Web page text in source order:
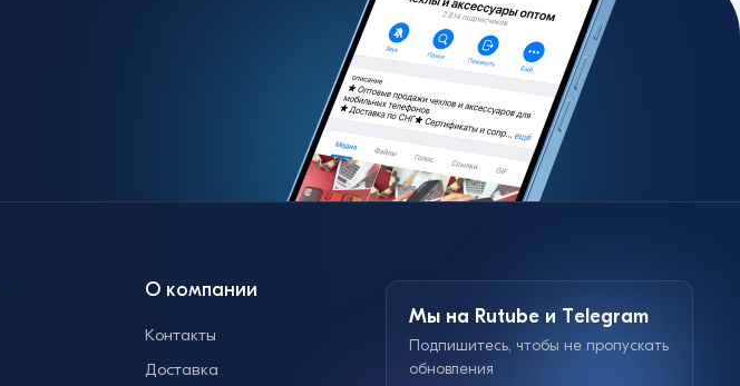
О компании
Контакты
Доставка
Мы на Rutube и Telegram
Подпишитесь, чтобы не пропускать
обновления